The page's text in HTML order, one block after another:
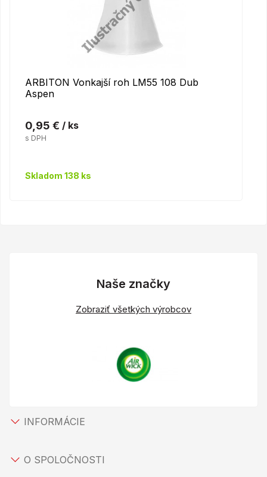
ARBITON Vonkajší roh LM55 108 Dub
Aspen
0,95 € / ks
s DPH
Skladom 138 ks
Naše značky
Zobraziť všetkých výrobcov
INFORMÁCIE
O SPOLOČNOSTI